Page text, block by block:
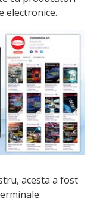
electronice.
acesta a fost